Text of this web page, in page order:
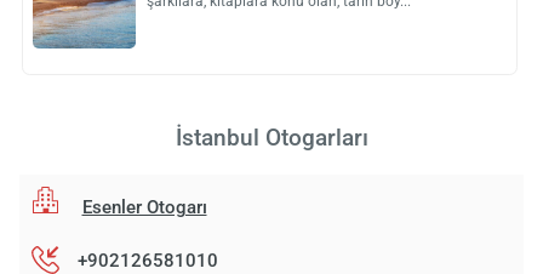
İstanbul Otogarları
Esenler Otogarı
+902126581010